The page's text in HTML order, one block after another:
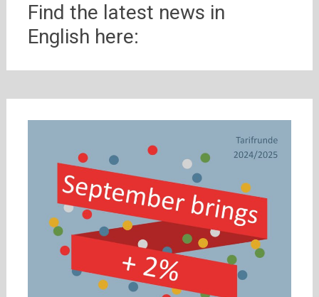
Find the latest news in
English here: